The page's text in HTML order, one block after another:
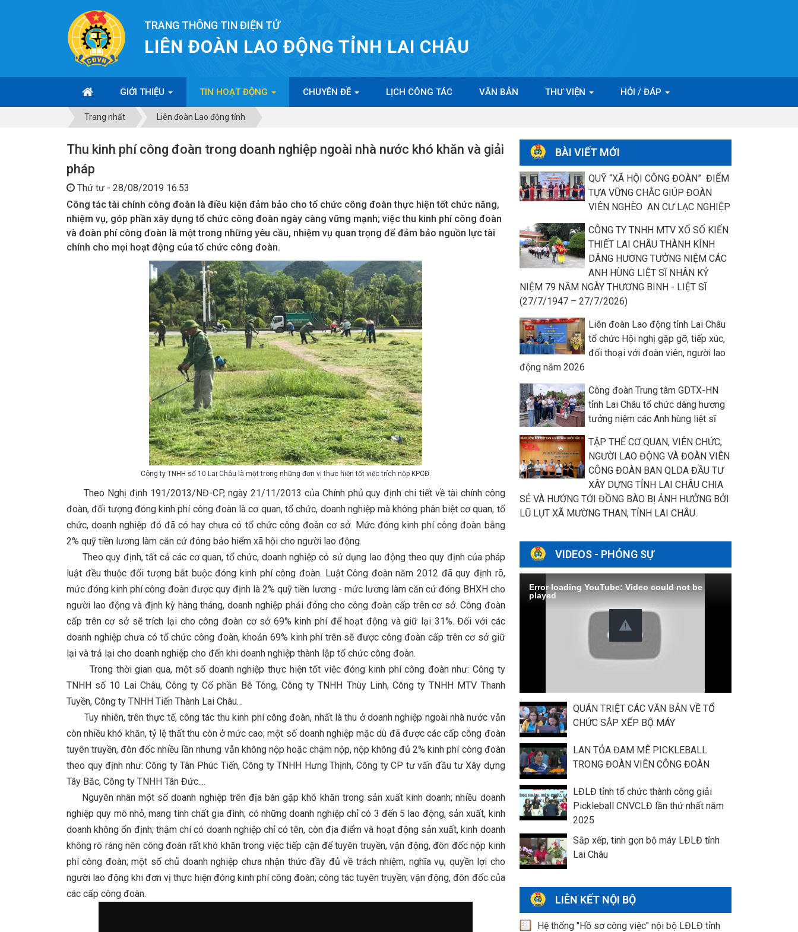
TRANG THÔNG TIN ĐIỆN TỬ
LIÊN ĐOÀN LAO ĐỘNG TỈNH LAI CHÂU
GIỚI THIỆU TIN HOẠT ĐỘNG CHUYÊN ĐỀ LỊCH CÔNG TÁC VĂN BẢN THƯ VIỆN HỎI / ĐÁP
Trang nhất Liên đoàn Lao động tỉnh
Thu kinh phí công đoàn trong doanh nghiệp ngoài nhà nước khó khăn và giải
pháp
Thứ tư - 28/08/2019 16:53
Công tác tài chính công đoàn là điều kiện đảm bảo cho tổ chức công đoàn thực hiện tốt chức năng,
nhiệm vụ, góp phần xây dựng tổ chức công đoàn ngày càng vững mạnh; việc thu kinh phí công đoàn
và đoàn phí công đoàn là một trong những yêu cầu, nhiệm vụ quan trọng để đảm bảo nguồn lực tài
chính cho mọi hoạt động của tổ chức công đoàn.
Công ty TNHH số 10 Lai Châu là một trong những đơn vị thực hiện tốt việc trích nộp KPCĐ.
Theo Nghị định 191/2013/NĐ-CP, ngày 21/11/2013 của Chính phủ quy định chi tiết về tài chính công
đoàn, đối tượng đóng kinh phí công đoàn là cơ quan, tổ chức, doanh nghiệp mà không phân biệt cơ quan, tổ
chức, doanh nghiệp đó đã có hay chưa có tổ chức công đoàn cơ sở. Mức đóng kinh phí công đoàn bằng
2% quỹ tiền lương làm căn cứ đóng bảo hiểm xã hội cho người lao động.
Theo quy định, tất cả các cơ quan, tổ chức, doanh nghiệp có sử dụng lao động theo quy định của pháp
luật đều thuộc đối tượng bắt buộc đóng kinh phí công đoàn. Luật Công đoàn năm 2012 đã quy định rõ,
mức đóng kinh phí công đoàn được quy định là 2% quỹ tiền lương - mức lương làm căn cứ đóng BHXH cho
người lao động và định kỳ hàng tháng, doanh nghiệp phải đóng cho công đoàn cấp trên cơ sở. Công đoàn
cấp trên cơ sở sẽ trích lại cho công đoàn cơ sở 69% kinh phí để hoạt động và giữ lại 31%. Đối với các
doanh nghiệp chưa có tổ chức công đoàn, khoản 69% kinh phí trên sẽ được công đoàn cấp trên cơ sở giữ
lại và trả lại cho doanh nghiệp cho đến khi doanh nghiệp thành lập tổ chức công đoàn.
Trong thời gian qua, một số doanh nghiệp thực hiện tốt việc đóng kinh phí công đoàn như: Công ty
TNHH số 10 Lai Châu, Công ty Cổ phần Bê Tông, Công ty TNHH Thùy Linh, Công ty TNHH MTV Thanh
Tuyền, Công ty TNHH Tiến Thành Lai Châu…
Tuy nhiên, trên thực tế, công tác thu kinh phí công đoàn, nhất là thu ở doanh nghiệp ngoài nhà nước vẫn
còn nhiều khó khăn, tỷ lệ thất thu còn ở mức cao; một số doanh nghiệp mặc dù đã được các cấp công đoàn
tuyên truyền, đôn đốc nhiều lần nhưng vẫn không nộp hoặc chậm nộp, nộp không đủ 2% kinh phí công đoàn
theo quy định như: Công ty Tân Phúc Tiến, Công ty TNHH Hưng Thịnh, Công ty CP tư vấn đầu tư Xây dựng
Tây Băc, Công ty TNHH Tân Đức....
Nguyên nhân một số doanh nghiệp trên địa bàn gặp khó khăn trong sản xuất kinh doanh; nhiều doanh
nghiệp quy mô nhỏ, mang tính chất gia đình; có những doanh nghiệp chỉ có 3 đến 5 lao động, sản xuất, kinh
doanh không ổn định; thậm chí có doanh nghiệp chỉ có tên, còn địa điểm và hoạt động sản xuất, kinh doanh
không rõ ràng nên công đoàn rất khó khăn trong việc tiếp cận để tuyên truyền, vận động, đôn đốc nộp kinh
phí công đoàn; một số chủ doanh nghiệp chưa nhận thức đầy đủ về trách nhiệm, nghĩa vụ, quyền lợi cho
người lao động khi đơn vị thực hiện đóng kinh phí công đoàn; công tác tuyên truyền, vận động, đôn đốc của
các cấp công đoàn.
BÀI VIẾT MỚI
QUỸ “XÃ HỘI CÔNG ĐOÀN” ĐIỂM
TỰA VỮNG CHẮC GIÚP ĐOÀN
VIÊN NGHÈO AN CƯ LẠC NGHIỆP
CÔNG TY TNHH MTV XỔ SỐ KIẾN
THIẾT LAI CHÂU THÀNH KÍNH
DÂNG HƯƠNG TƯỞNG NIỆM CÁC
ANH HÙNG LIỆT SĨ NHÂN KỶ
NIỆM 79 NĂM NGÀY THƯƠNG BINH - LIỆT SĨ
(27/7/1947 – 27/7/2026)
Liên đoàn Lao động tỉnh Lai Châu
tổ chức Hội nghị gặp gỡ, tiếp xúc,
đối thoại với đoàn viên, người lao
động năm 2026
Công đoàn Trung tâm GDTX-HN
tỉnh Lai Châu tổ chức dâng hương
tưởng niệm các Anh hùng liệt sĩ
TẬP THỂ CƠ QUAN, VIÊN CHỨC,
NGƯỜI LAO ĐỘNG VÀ ĐOÀN VIÊN
CÔNG ĐOÀN BAN QLDA ĐẦU TƯ
XÂY DỰNG TỈNH LAI CHÂU CHIA
SẺ VÀ HƯỚNG TỚI ĐỒNG BÀO BỊ ẢNH HƯỞNG BỞI
LŨ LỤT XÃ MƯỜNG THAN, TỈNH LAI CHÂU.
VIDEOS - PHÓNG SỰ
Error loading YouTube: Video could not be
played
QUÁN TRIỆT CÁC VĂN BẢN VỀ TỔ
CHỨC SẮP XẾP BỘ MÁY
LAN TỎA ĐAM MÊ PICKLEBALL
TRONG ĐOÀN VIÊN CÔNG ĐOÀN
LĐLĐ tỉnh tổ chức thành công giải
Pickleball CNVCLĐ lần thứ nhất năm
2025
Sắp xếp, tinh gọn bộ máy LĐLĐ tỉnh
Lai Châu
LIÊN KẾT NỘI BỘ
Hệ thống "Hồ sơ công việc" nội bộ LĐLĐ tỉnh